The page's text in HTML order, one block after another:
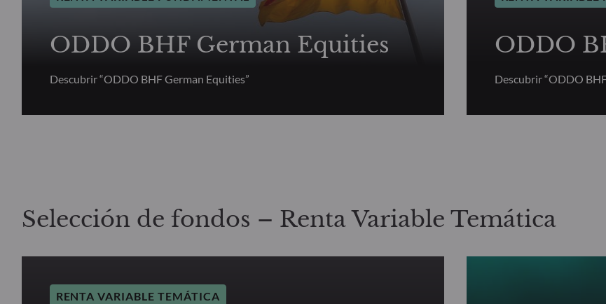
ODDO BHF German Equities
Descubrir “ODDO BHF German Equities”
ODDO
Descubrir “ODDO
Selección de fondos – Renta Variable Temática
RENTA VARIABLE TEMÁTICA